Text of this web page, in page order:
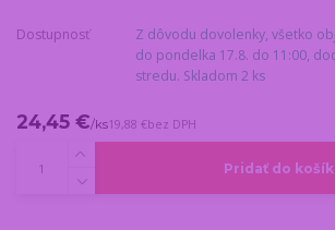
Dostupnosť
Z dôvodu dovolenky, všetko
do pondelka 17.8. do 11:00,
stredu. Skladom 2 ks
24,45 €/ks19,88 €bez DPH
Pridať do